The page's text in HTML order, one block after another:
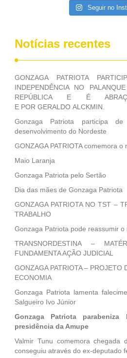
Seguir no
Notícias recentes
GONZAGA PATRIOTA
INDEPENDÊNCIA NO
REPÚBLICA E É
E POR GERALDO ALCKMIN.
Gonzaga Patriota participa
desenvolvimento do Nordeste
GONZAGA PATRIOTA comemora o
Maio Laranja
Gonzaga Patriota pelo Sertão
Dia das mães de Gonzaga Patriota
GONZAGA PATRIOTA NO TST –
TRABALHO
Gonzaga Patriota pode reassumir o
TRANSNORDESTINA –
FUNDAMENTA AÇÃO JUDICIAL
GONZAGA PATRIOTA – PROJETO
ECONOMIA
Gonzaga Patriota lamenta
Salgueiro Ivo Júnior
Gonzaga Patriota parabeniza
presidência da Amupe
Valmir Tunu comemora chegada
conseguiu através do ex-deputado